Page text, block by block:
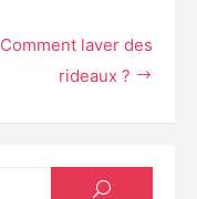
Comment laver des
rideaux ?